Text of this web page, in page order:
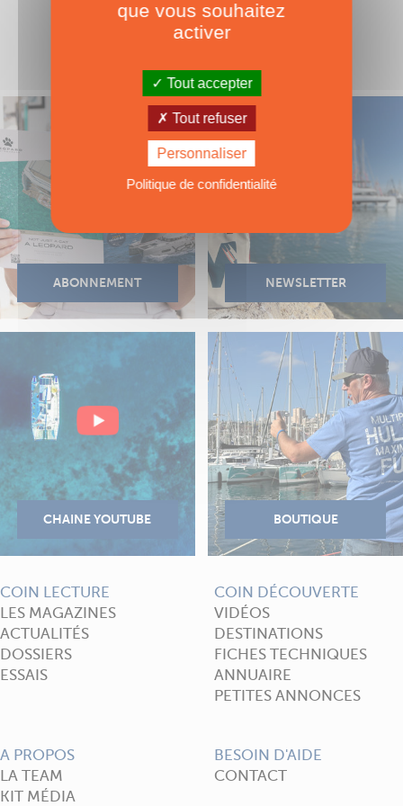
COIN LECTURE
LES MAGAZINES
ACTUALITÉS
DOSSIERS
ESSAIS
COIN DÉCOUVERTE
VIDÉOS
DESTINATIONS
FICHES TECHNIQUES
ANNUAIRE
PETITES ANNONCES
A PROPOS
LA TEAM
KIT MÉDIA
BESOIN D'AIDE
CONTACT
que vous souhaitez
activer
Tout accepter
Tout refuser
Personnaliser
Politique de confidentialité